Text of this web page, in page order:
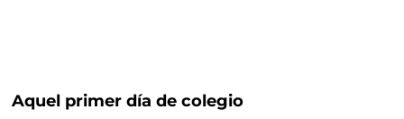
Aquel primer día de colegio